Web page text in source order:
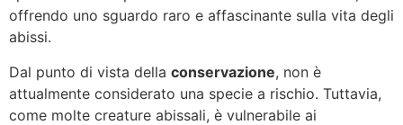
offrendo uno sguardo raro e affascinante sulla vita degli
abissi.
Dal punto di vista della conservazione, non è
attualmente considerato una specie a rischio. Tuttavia,
come molte creature abissali, è vulnerabile ai